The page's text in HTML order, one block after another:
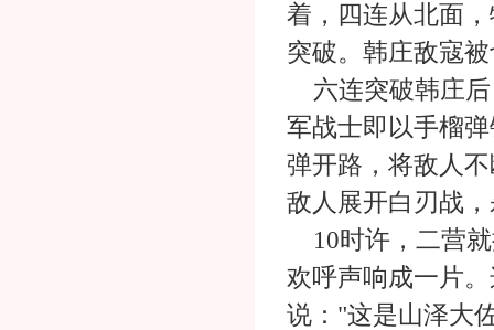
着，四连从北面
突破。韩庄敌寇
六连突破韩庄后
军战士即以手榴
弹开路，将敌人
敌人展开白刃战
10时许，二营就
欢呼声响成一片
说："这是山泽大